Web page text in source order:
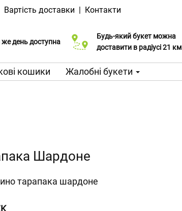
Вартість доставки | Контакти
день доступна
Будь-який букет можна
доставити в радіусі 21 км
Послуга Click & Collect
кошики Жалобні букети
Шардоне
тарапака шардоне